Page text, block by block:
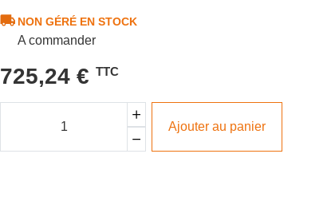
NON GÉRÉ EN STOCK
A commander
725,24 € TTC
Ajouter au panier